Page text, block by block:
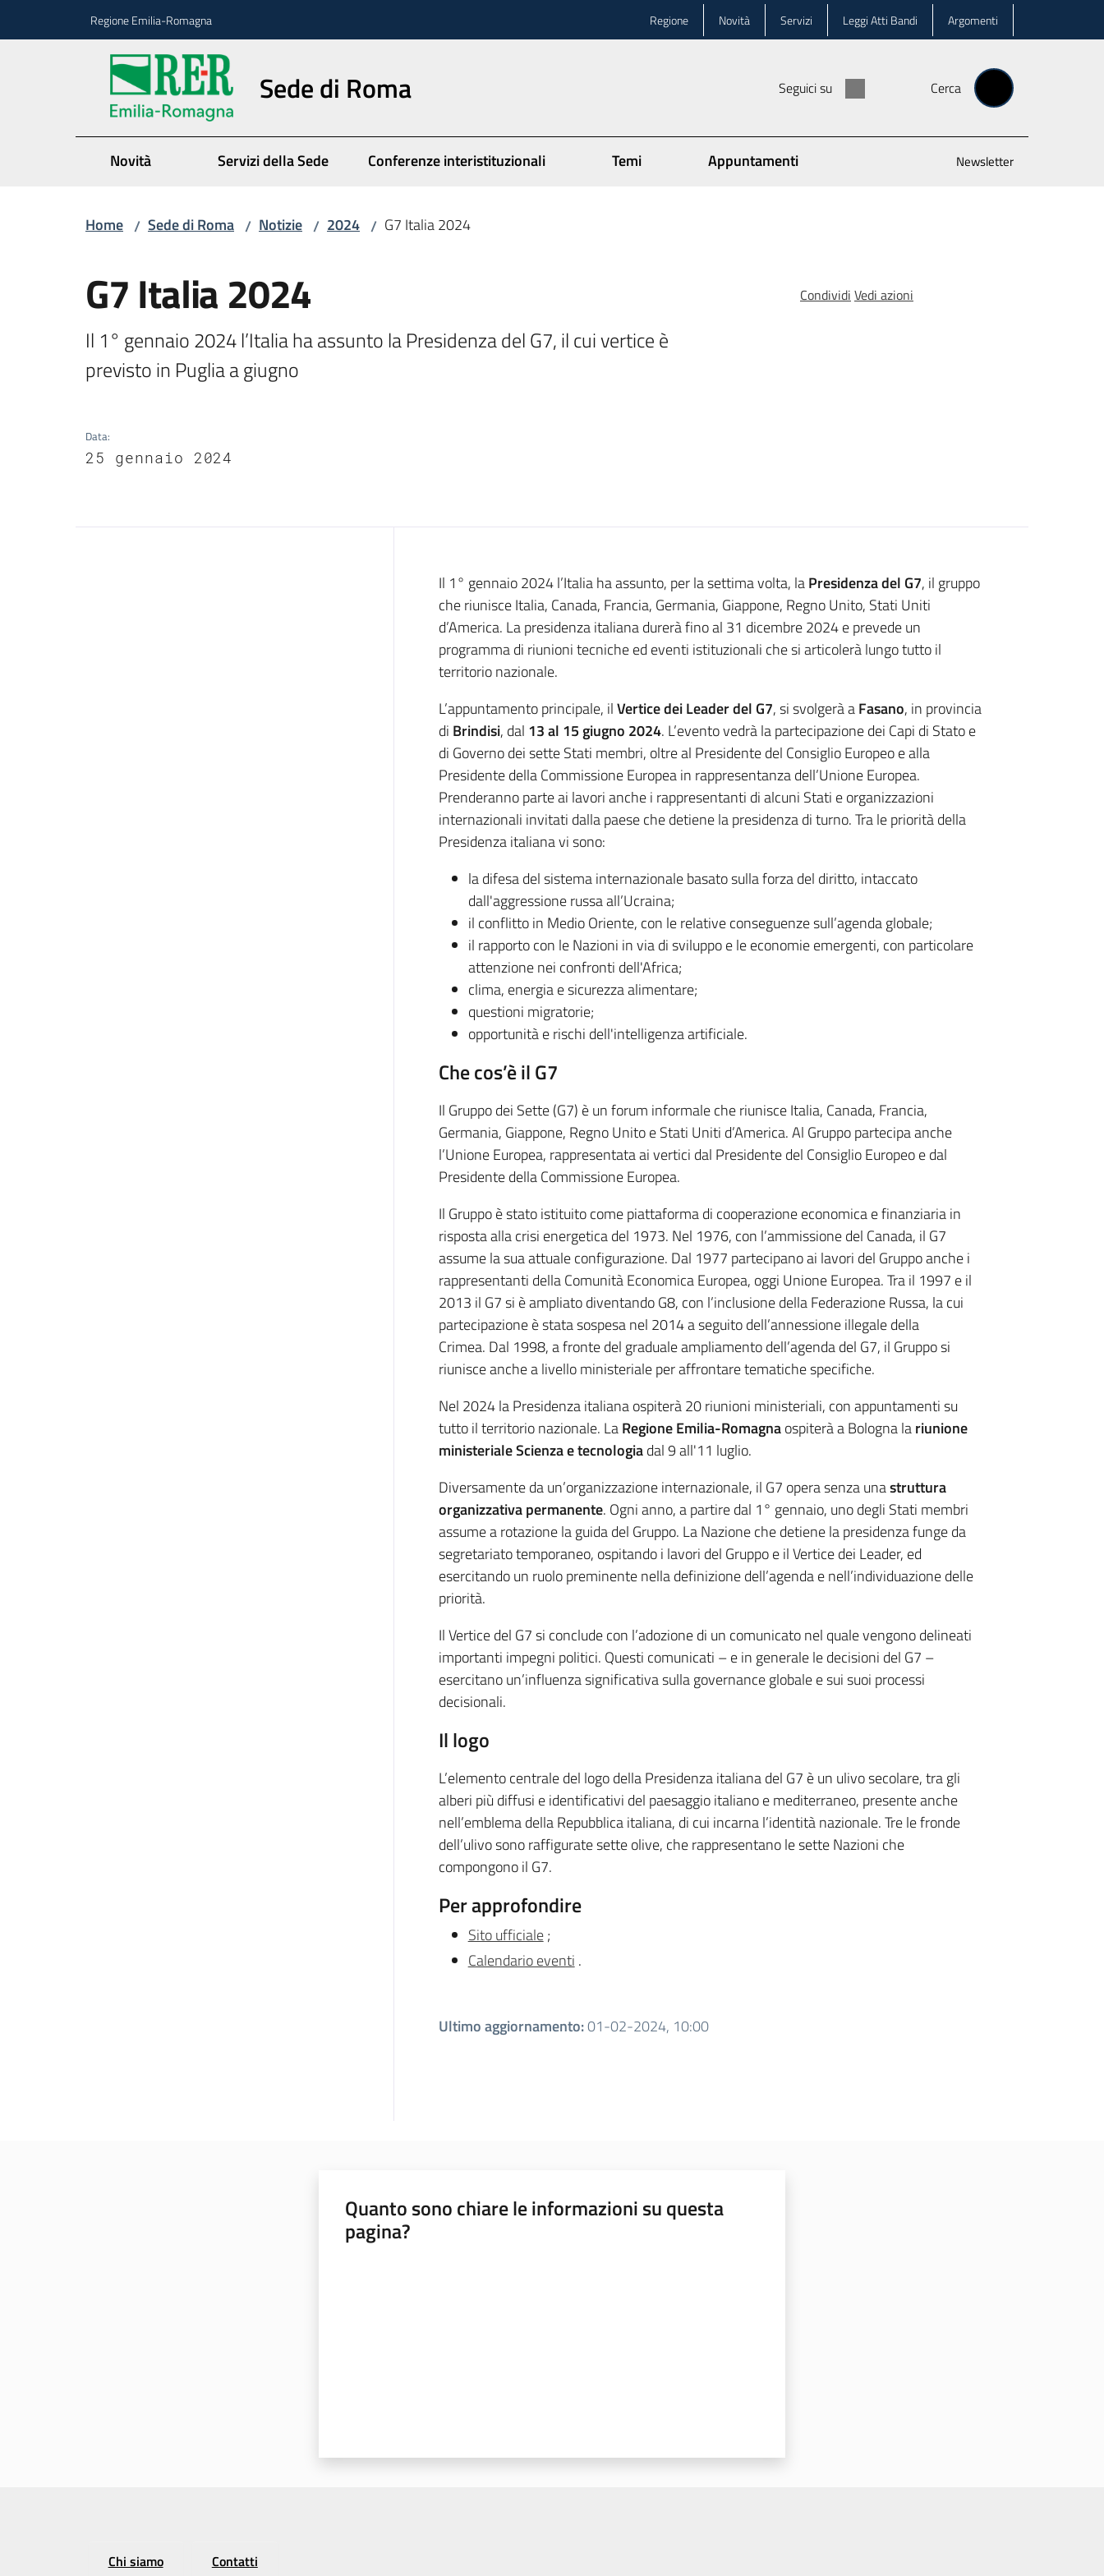
Regione Emilia-Romagna Regione Novità Servizi Leggi Atti Bandi Argomenti
Sede di Roma Seguici su Cerca
Novità Servizi della Sede Conferenze interistituzionali Temi Appuntamenti Newsletter
Home / Sede di Roma / Notizie / 2024 / G7 Italia 2024
G7 Italia 2024
Il 1° gennaio 2024 l’Italia ha assunto la Presidenza del G7, il cui vertice è
previsto in Puglia a giugno
Data:
25 gennaio 2024
Condividi Vedi azioni
Introduzione
Il 1° gennaio 2024 l’Italia ha assunto, per la settima volta, laPresidenza del G7, il gruppo
che riunisce Italia, Canada, Francia, Germania, Giappone, Regno Unito, Stati Uniti
d’America. La presidenza italiana durerà fino al 31 dicembre 2024 e prevede un
programma di riunioni tecniche ed eventi istituzionali che si articolerà lungo tutto il
territorio nazionale.
L’appuntamento principale, ilVertice dei Leader del G7, si svolgerà aFasano, in provincia
di Brindisi, dal 13 al 15 giugno 2024. L’evento vedrà la partecipazione dei Capi di Stato e
di Governo dei sette Stati membri, oltre al Presidente del Consiglio Europeo e alla
Presidente della Commissione Europea in rappresentanza dell’Unione Europea.
Prenderanno parte ai lavori anche i rappresentanti di alcuni Stati e organizzazioni
internazionali invitati dalla paese che detiene la presidenza di turno. Tra le priorità della
Presidenza italiana vi sono:
la difesa del sistema internazionale basato sulla forza del diritto, intaccato
dall'aggressione russa all’Ucraina;
il conflitto in Medio Oriente, con le relative conseguenze sull’agenda globale;
il rapporto con le Nazioni in via di sviluppo e le economie emergenti, con particolare
attenzione nei confronti dell'Africa;
clima, energia e sicurezza alimentare;
questioni migratorie;
opportunità e rischi dell'intelligenza artificiale.
Che cos’è il G7
Il Gruppo dei Sette (G7) è un forum informale che riunisce Italia, Canada, Francia,
Germania, Giappone, Regno Unito e Stati Uniti d’America. Al Gruppo partecipa anche
l’Unione Europea, rappresentata ai vertici dal Presidente del Consiglio Europeo e dal
Presidente della Commissione Europea.
Il Gruppo è stato istituito come piattaforma di cooperazione economica e finanziaria in
risposta alla crisi energetica del 1973. Nel 1976, con l’ammissione del Canada, il G7
assume la sua attuale configurazione. Dal 1977 partecipano ai lavori del Gruppo anche i
rappresentanti della Comunità Economica Europea, oggi Unione Europea. Tra il 1997 e il
2013 il G7 si è ampliato diventando G8, con l’inclusione della Federazione Russa, la cui
partecipazione è stata sospesa nel 2014 a seguito dell’annessione illegale della
Crimea. Dal 1998, a fronte del graduale ampliamento dell’agenda del G7, il Gruppo si
riunisce anche a livello ministeriale per affrontare tematiche specifiche.
Nel 2024 la Presidenza italiana ospiterà 20 riunioni ministeriali, con appuntamenti su
tutto il territorio nazionale. LaRegione Emilia-Romagnaospiterà a Bologna lariunione
ministeriale Scienza e tecnologiadal 9 all'11 luglio.
Diversamente da un’organizzazione internazionale, il G7 opera senza unastruttura
organizzativa permanente. Ogni anno, a partire dal 1° gennaio, uno degli Stati membri
assume a rotazione la guida del Gruppo. La Nazione che detiene la presidenza funge da
segretariato temporaneo, ospitando i lavori del Gruppo e il Vertice dei Leader, ed
esercitando un ruolo preminente nella definizione dell’agenda e nell’individuazione delle
priorità.
Il Vertice del G7 si conclude con l’adozione di un comunicato nel quale vengono delineati
importanti impegni politici. Questi comunicati – e in generale le decisioni del G7 –
esercitano un’influenza significativa sulla governance globale e sui suoi processi
decisionali.
Il logo
L’elemento centrale del logo della Presidenza italiana del G7 è un ulivo secolare, tra gli
alberi più diffusi e identificativi del paesaggio italiano e mediterraneo, presente anche
nell’emblema della Repubblica italiana, di cui incarna l’identità nazionale. Tre le fronde
dell’ulivo sono raffigurate sette olive, che rappresentano le sette Nazioni che
compongono il G7.
Per approfondire
Sito ufficiale;
Calendario eventi .
Ultimo aggiornamento:01-02-2024, 10:00
Quanto sono chiare le informazioni su questa
pagina?
Chi siamo Contatti